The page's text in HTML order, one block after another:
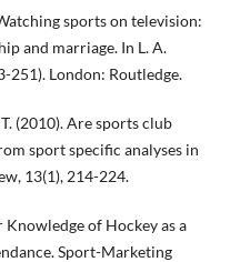
sports on television:
and marriage. In L. A.
251). London: Routledge.
(2010). Are sports club
sport specific analyses in
13(1), 214-224.
Knowledge of Hockey as a
Sport-Marketing